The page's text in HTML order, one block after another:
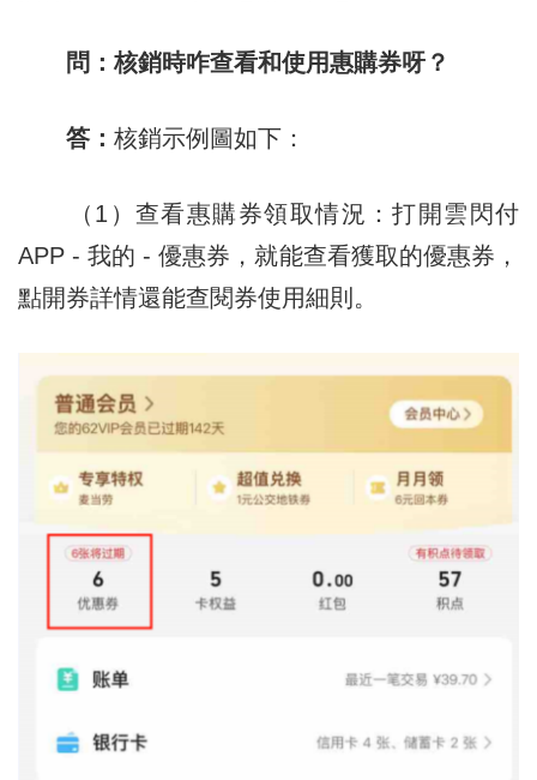
問：核銷時咋查看和使用惠購券呀？
答： 核銷示例圖如下：
（1）查看惠購券領取情況：打開雲閃付
APP - 我的 - 優惠券，就能查看獲取的優惠券，
點開券詳情還能查閱券使用細則。